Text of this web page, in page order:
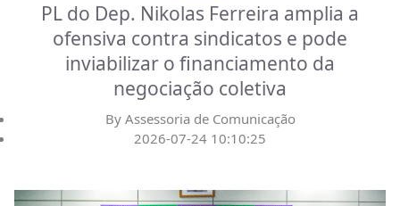
PL do Dep. Nikolas Ferreira amplia a
ofensiva contra sindicatos e pode
inviabilizar o financiamento da
negociação coletiva
By Assessoria de Comunicação
2026-07-24 10:10:25